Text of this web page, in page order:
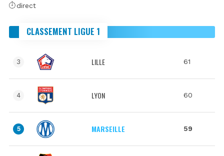
direct
CLASSEMENT LIGUE 1
3 LILLE 61
4 LYON 60
5 MARSEILLE 59